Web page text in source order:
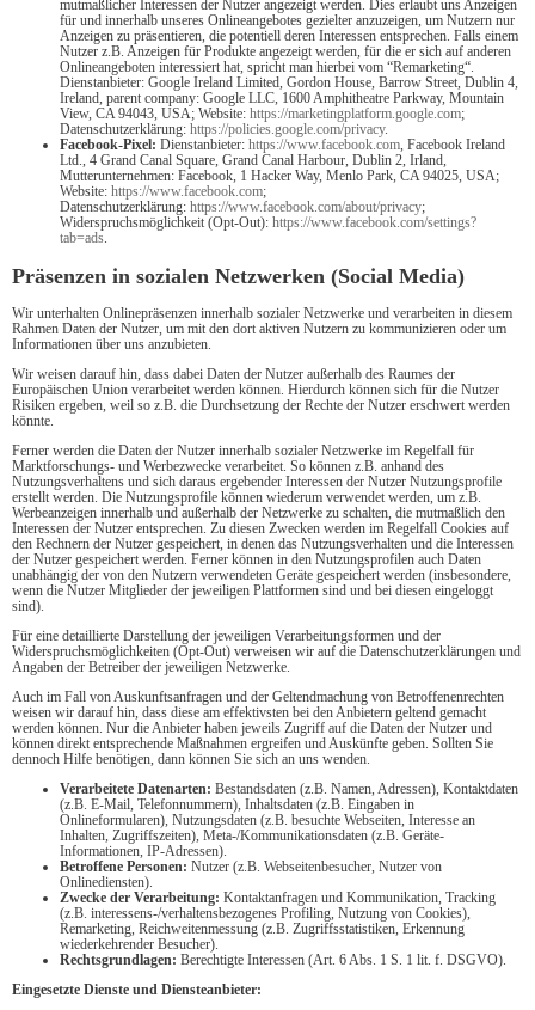
mutmaßlicher Interessen der Nutzer angezeigt werden. Dies erlaubt uns Anzeigen
für und innerhalb unseres Onlineangebotes gezielter anzuzeigen, um Nutzern nur
Anzeigen zu präsentieren, die potentiell deren Interessen entsprechen. Falls einem
Nutzer z.B. Anzeigen für Produkte angezeigt werden, für die er sich auf anderen
Onlineangeboten interessiert hat, spricht man hierbei vom “Remarketing“.
Dienstanbieter: Google Ireland Limited, Gordon House, Barrow Street, Dublin 4,
Ireland, parent company: Google LLC, 1600 Amphitheatre Parkway, Mountain
View, CA 94043, USA; Website: https://marketingplatform.google.com;
Datenschutzerklärung: https://policies.google.com/privacy.
Facebook-Pixel: Dienstanbieter: https://www.facebook.com, Facebook Ireland
Ltd., 4 Grand Canal Square, Grand Canal Harbour, Dublin 2, Irland,
Mutterunternehmen: Facebook, 1 Hacker Way, Menlo Park, CA 94025, USA;
Website: https://www.facebook.com;
Datenschutzerklärung: https://www.facebook.com/about/privacy;
Widerspruchsmöglichkeit (Opt-Out): https://www.facebook.com/settings?
tab=ads.
Präsenzen in sozialen Netzwerken (Social Media)
Wir unterhalten Onlinepräsenzen innerhalb sozialer Netzwerke und verarbeiten in diesem
Rahmen Daten der Nutzer, um mit den dort aktiven Nutzern zu kommunizieren oder um
Informationen über uns anzubieten.
Wir weisen darauf hin, dass dabei Daten der Nutzer außerhalb des Raumes der
Europäischen Union verarbeitet werden können. Hierdurch können sich für die Nutzer
Risiken ergeben, weil so z.B. die Durchsetzung der Rechte der Nutzer erschwert werden
könnte.
Ferner werden die Daten der Nutzer innerhalb sozialer Netzwerke im Regelfall für
Marktforschungs- und Werbezwecke verarbeitet. So können z.B. anhand des
Nutzungsverhaltens und sich daraus ergebender Interessen der Nutzer Nutzungsprofile
erstellt werden. Die Nutzungsprofile können wiederum verwendet werden, um z.B.
Werbeanzeigen innerhalb und außerhalb der Netzwerke zu schalten, die mutmaßlich den
Interessen der Nutzer entsprechen. Zu diesen Zwecken werden im Regelfall Cookies auf
den Rechnern der Nutzer gespeichert, in denen das Nutzungsverhalten und die Interessen
der Nutzer gespeichert werden. Ferner können in den Nutzungsprofilen auch Daten
unabhängig der von den Nutzern verwendeten Geräte gespeichert werden (insbesondere,
wenn die Nutzer Mitglieder der jeweiligen Plattformen sind und bei diesen eingeloggt
sind).
Für eine detaillierte Darstellung der jeweiligen Verarbeitungsformen und der
Widerspruchsmöglichkeiten (Opt-Out) verweisen wir auf die Datenschutzerklärungen und
Angaben der Betreiber der jeweiligen Netzwerke.
Auch im Fall von Auskunftsanfragen und der Geltendmachung von Betroffenenrechten
weisen wir darauf hin, dass diese am effektivsten bei den Anbietern geltend gemacht
werden können. Nur die Anbieter haben jeweils Zugriff auf die Daten der Nutzer und
können direkt entsprechende Maßnahmen ergreifen und Auskünfte geben. Sollten Sie
dennoch Hilfe benötigen, dann können Sie sich an uns wenden.
Verarbeitete Datenarten: Bestandsdaten (z.B. Namen, Adressen), Kontaktdaten
(z.B. E-Mail, Telefonnummern), Inhaltsdaten (z.B. Eingaben in
Onlineformularen), Nutzungsdaten (z.B. besuchte Webseiten, Interesse an
Inhalten, Zugriffszeiten), Meta-/Kommunikationsdaten (z.B. Geräte-
Informationen, IP-Adressen).
Betroffene Personen: Nutzer (z.B. Webseitenbesucher, Nutzer von
Onlinediensten).
Zwecke der Verarbeitung: Kontaktanfragen und Kommunikation, Tracking
(z.B. interessens-/verhaltensbezogenes Profiling, Nutzung von Cookies),
Remarketing, Reichweitenmessung (z.B. Zugriffsstatistiken, Erkennung
wiederkehrender Besucher).
Rechtsgrundlagen: Berechtigte Interessen (Art. 6 Abs. 1 S. 1 lit. f. DSGVO).
Eingesetzte Dienste und Diensteanbieter: